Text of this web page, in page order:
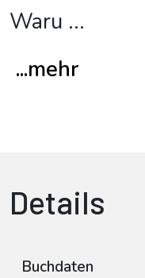
Waru ...
...mehr
Details
Buchdaten